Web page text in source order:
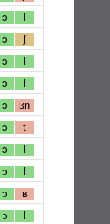
ɔ l
ɔ ʃ
ɔ l
ɔ l
ɔ ʁn
ɔ t
ɔ l
ɔ l
ɔ ʁ
ɔ l